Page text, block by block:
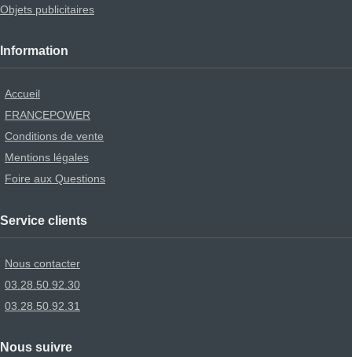
Objets publicitaires
Information
Accueil
FRANCEPOWER
Conditions de vente
Mentions légales
Foire aux Questions
Service clients
Nous contacter
03.28.50.92.30
03.28.50.92.31
Nous suivre